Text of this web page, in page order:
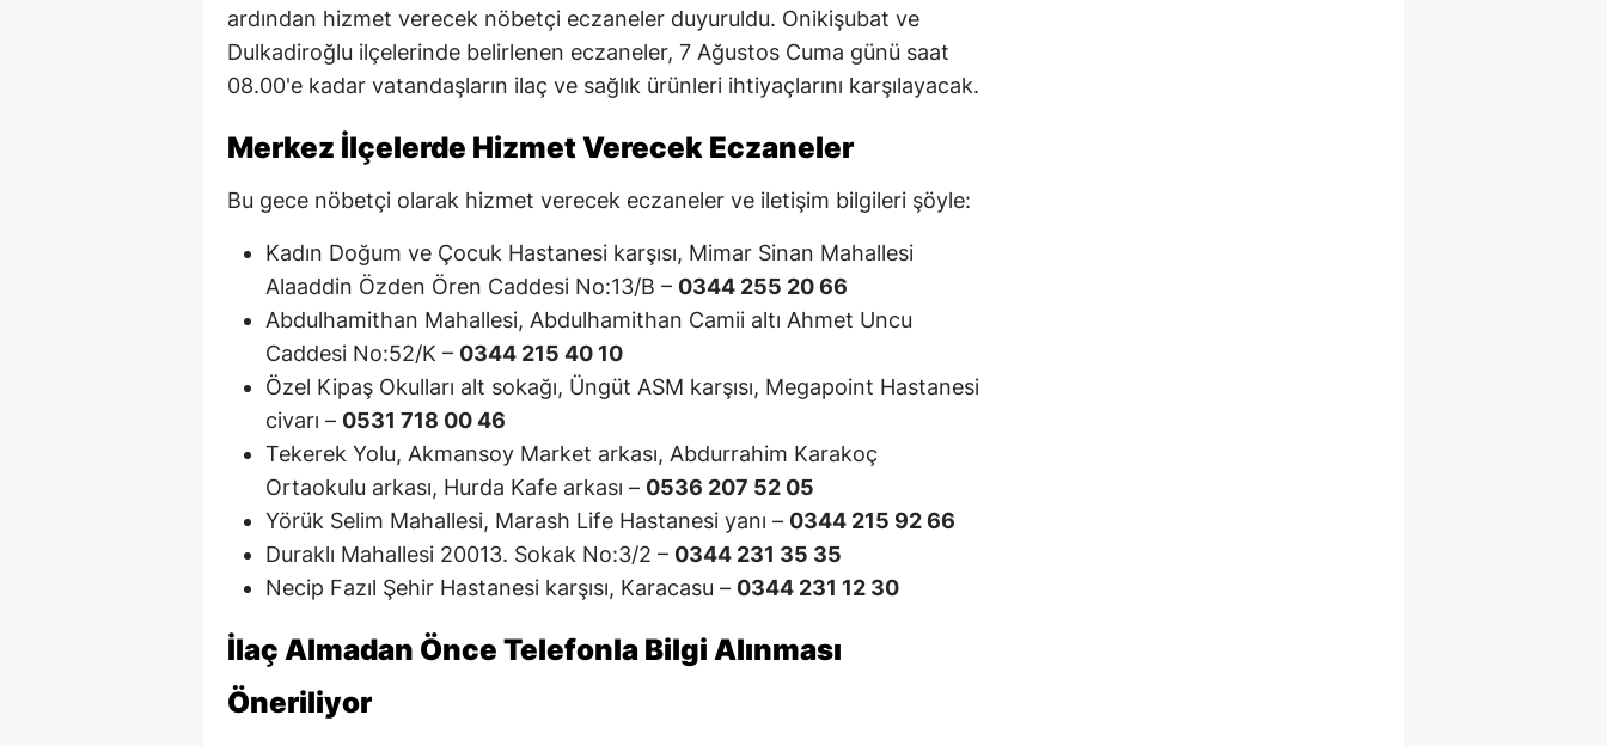
ardından hizmet verecek nöbetçi eczaneler duyuruldu. Onikişubat ve
Dulkadiroğlu ilçelerinde belirlenen eczaneler, 7 Ağustos Cuma günü saat
08.00'e kadar vatandaşların ilaç ve sağlık ürünleri ihtiyaçlarını karşılayacak.
Merkez İlçelerde Hizmet Verecek Eczaneler
Bu gece nöbetçi olarak hizmet verecek eczaneler ve iletişim bilgileri şöyle:
Kadın Doğum ve Çocuk Hastanesi karşısı, Mimar Sinan Mahallesi
Alaaddin Özden Ören Caddesi No:13/B – 0344 255 20 66
Abdulhamithan Mahallesi, Abdulhamithan Camii altı Ahmet Uncu
Caddesi No:52/K – 0344 215 40 10
Özel Kipaş Okulları alt sokağı, Üngüt ASM karşısı, Megapoint Hastanesi
civarı – 0531 718 00 46
Tekerek Yolu, Akmansoy Market arkası, Abdurrahim Karakoç
Ortaokulu arkası, Hurda Kafe arkası – 0536 207 52 05
Yörük Selim Mahallesi, Marash Life Hastanesi yanı – 0344 215 92 66
Duraklı Mahallesi 20013. Sokak No:3/2 – 0344 231 35 35
Necip Fazıl Şehir Hastanesi karşısı, Karacasu – 0344 231 12 30
İlaç Almadan Önce Telefonla Bilgi Alınması
Öneriliyor